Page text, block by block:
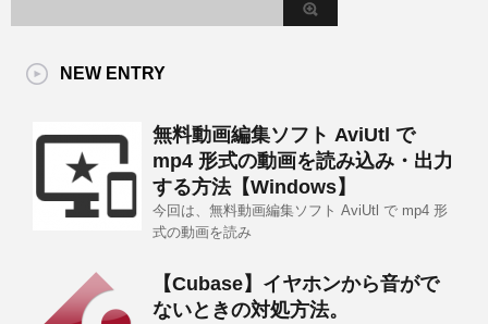
NEW ENTRY
無料動画編集ソフト AviUtl で
mp4 形式の動画を読み込み・出力
する方法【Windows】
今回は、無料動画編集ソフト AviUtl で mp4 形
式の動画を読み
【Cubase】イヤホンから音がで
ないときの対処方法。